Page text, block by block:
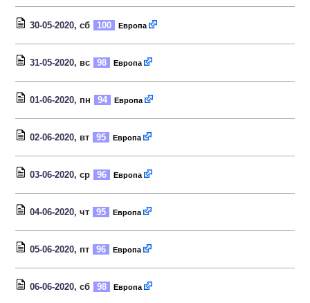
30-05-2020, сб 100 Европа
31-05-2020, вс 98 Европа
01-06-2020, пн 94 Европа
02-06-2020, вт 95 Европа
03-06-2020, ср 96 Европа
04-06-2020, чт 95 Европа
05-06-2020, пт 96 Европа
06-06-2020, сб 98 Европа